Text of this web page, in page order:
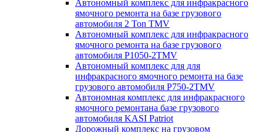
Автономный комплекс для инфракрасного
ямочного ремонта на базе грузового
автомобиля 2 Ton TMV
Автономный комплекс для инфракрасного
ямочного ремонта на базе грузового
автомобиля P1050-2TMV
Автономный комплекс для для
инфракрасного ямочного ремонта на базе
грузового автомобиля P750-2TMV
Автономная комплекс для инфракрасного
ямочного ремонтана базе грузового
автомобиля KASI Patriot
Дорожный комплекс на грузовом